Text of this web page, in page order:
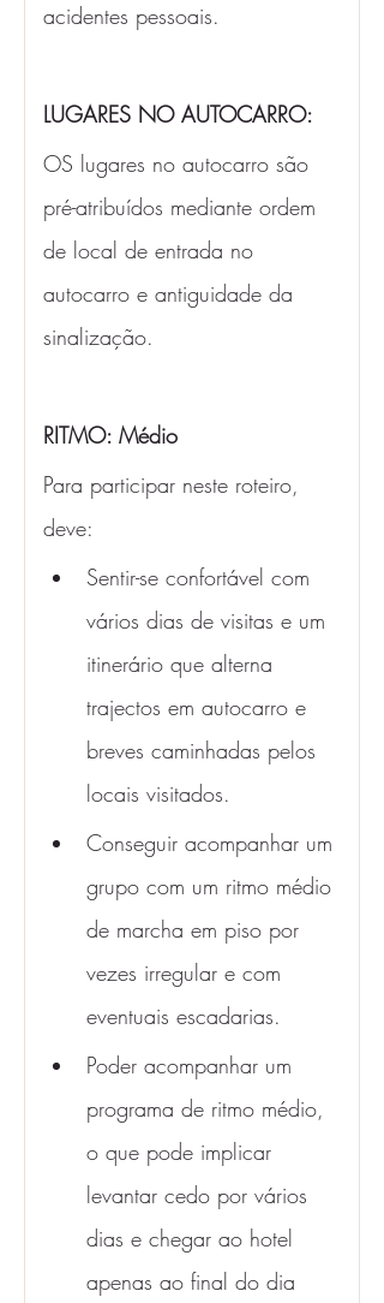
acidentes pessoais.
LUGARES NO AUTOCARRO:
OS lugares no autocarro são
pré-atribuídos mediante ordem
de local de entrada no
autocarro e antiguidade da
sinalização.
RITMO: Médio
Para participar neste roteiro,
deve:
Sentir-se confortável com
vários dias de visitas e um
itinerário que alterna
trajectos em autocarro e
breves caminhadas pelos
locais visitados.
Conseguir acompanhar um
grupo com um ritmo médio
de marcha em piso por
vezes irregular e com
eventuais escadarias.
Poder acompanhar um
programa de ritmo médio,
o que pode implicar
levantar cedo por vários
dias e chegar ao hotel
apenas ao final do dia